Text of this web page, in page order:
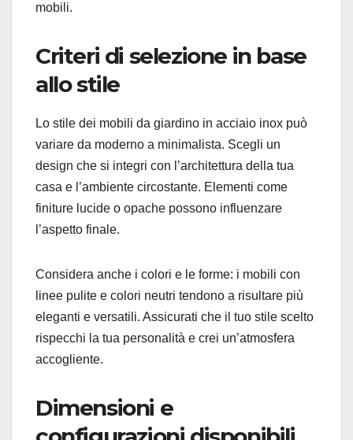
mobili.
Criteri di selezione in base
allo stile
Lo stile dei mobili da giardino in acciaio inox può
variare da moderno a minimalista. Scegli un
design che si integri con l’architettura della tua
casa e l’ambiente circostante. Elementi come
finiture lucide o opache possono influenzare
l’aspetto finale.
Considera anche i colori e le forme: i mobili con
linee pulite e colori neutri tendono a risultare più
eleganti e versatili. Assicurati che il tuo stile scelto
rispecchi la tua personalità e crei un’atmosfera
accogliente.
Dimensioni e